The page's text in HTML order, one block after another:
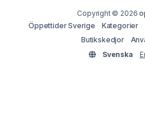
Copyright © 2026
Öppettider Sverige
Kategorier
Butikskedjor
Svenska